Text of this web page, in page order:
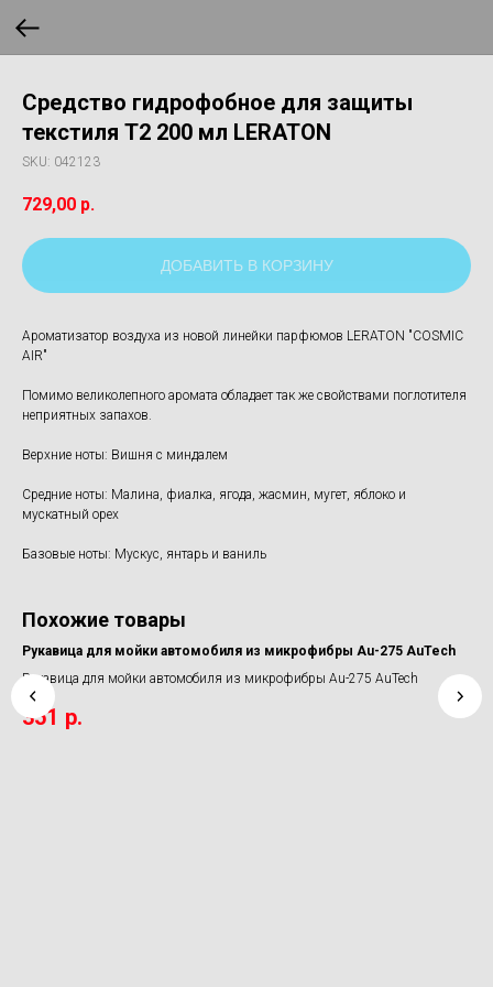
Средство гидрофобное для защиты
текстиля T2 200 мл LERATON
SKU: 042123
729,00 р.
ДОБАВИТЬ В КОРЗИНУ
Ароматизатор воздуха из новой линейки парфюмов LERATON "COSMIC
AIR"
Помимо великолепного аромата обладает так же свойствами поглотителя
неприятных запахов.
Верхние ноты: Вишня с миндалем
Средние ноты: Малина, фиалка, ягода, жасмин, мугет, яблоко и
мускатный орех
Базовые ноты: Мускус, янтарь и ваниль
Похожие товары
Рукавица для мойки автомобиля из микрофибры Au-275 AuTech
Рукавица для мойки автомобиля из микрофибры Au-275 AuTech
351 р.